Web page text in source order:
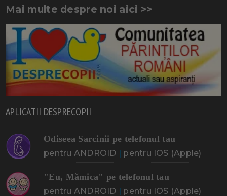
Mai multe despre noi aici >>
APLICATII DESPRECOPII
Odiseea Sarcinii pe telefonul tau
pentru ANDROID pentru IOS (Apple)
"Eu, Mămica" pe telefonul tau
pentru ANDROID pentru IOS (Apple)